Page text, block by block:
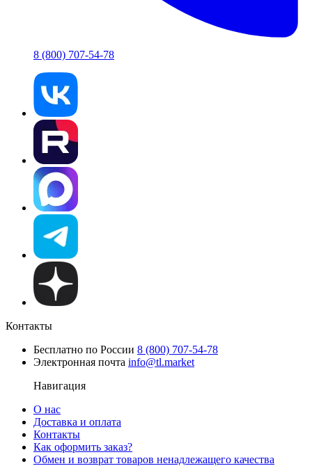
8 (800) 707-54-78
Контакты
Бесплатно по России 8 (800) 707-54-78
Электронная почта info@tl.market
Навигация
О нас
Доставка и оплата
Контакты
Как оформить заказ?
Обмен и возврат товаров ненадлежащего качества